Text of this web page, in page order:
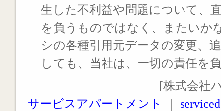
生した不利益や問題について、
を負うものではなく、またいか
シの各種引用元データの変更、
しても、当社は、一切の責任を
[株式会社
サービスアパートメント